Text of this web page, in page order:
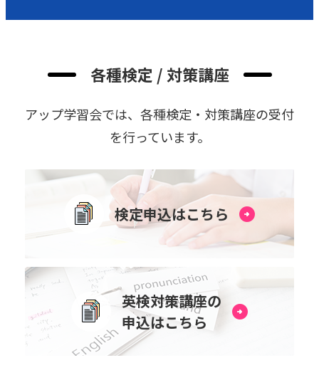
各種検定 / 対策講座
アップ学習会では、各種検定・対策講座の受付
を⾏っています。
検定申込はこちら
英検対策講座の
申込はこちら